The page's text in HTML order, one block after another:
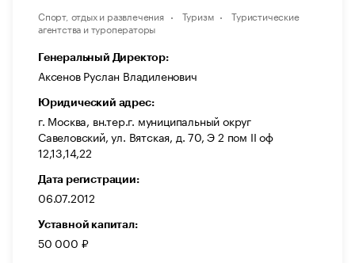
Спорт, отдых и развлечения Туризм
Туристические
агентства и туроператоры
Генеральный Директор:
Аксенов Руслан Владиленович
Юридический адрес:
г. Москва, вн.тер.г. муниципальный округ
Савеловский, ул. Вятская, д. 70, Э 2 пом II оф
12,13,14,22
Дата регистрации:
06.07.2012
Уставной капитал:
50 000 ₽